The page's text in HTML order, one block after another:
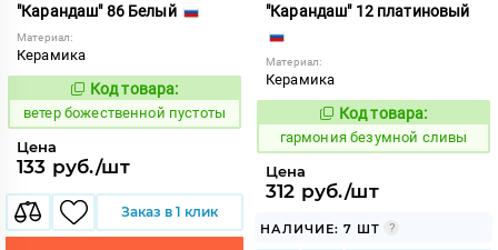
"Карандаш" 86 Белый
Материал:
Керамика
110199
Код товара:
ветер божественной пустоты
Цена
133 руб./шт
Заказ в 1 клик
"Карандаш" 12 платиновый
Материал:
Керамика
280386
Код товара:
гармония безумной сливы
Цена
312 руб./шт
НАЛИЧИЕ: 7 ШТ